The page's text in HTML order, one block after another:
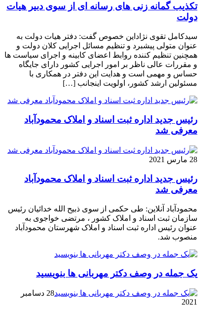
تکذیب گمانه زنی های رسانه ای از سوی دبیر هیات
دولت
سیدکامل تقوی نژاداین خصوص گفت: دفتر هیات دولت به
عنوان متولی پیشبرد و تنظیم مسائل اجرایی کلان دولت و
همچنین تنظیم کننده روابط اعضای کابینه و اجرای سیاست ها
و مقررات عالی ناظر بر امور اجرایی کشور دارای جایگاه
حساس و مهمی است و هدایت این دفتر در همکاری با
مسئولین ارشد کشور، اولویت اینجانب […]
رئیس جدید اداره ثبت اسناد و املاک محمودآباد
معرفی شد
28 مارس 2021
رئیس جدید اداره ثبت اسناد و املاک محمودآباد
معرفی شد
محمودآباد آنلاین: طی حکمی از سوی ذبیح الله خدائیان رئیس
سازمان ثبت اسناد و املاک کشور ، مرتضی خواجوی به
عنوان رئیس اداره ثبت اسناد و املاک شهرستان محمودآباد
منصوب شد.
یک جمله در وصف دکتر مهربانی ها بنویسید
28 دسامبر
2021